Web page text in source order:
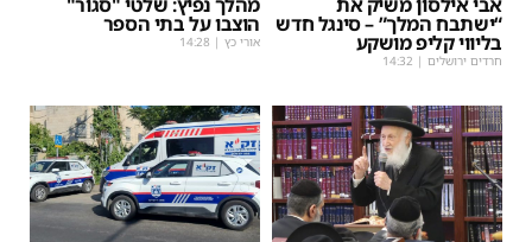
“ישתבח המלך” – סינגל חדש
בליווי קליפ מושקע
חרדים ירושלים |
14:32
הוצבו על בתי הספר
אורי כץ |
14:28